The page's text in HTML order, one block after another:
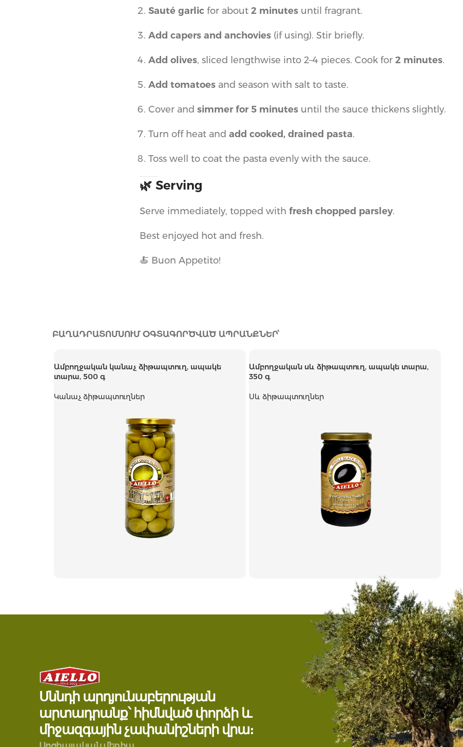
Sauté garlic for about 2 minutes until fragrant.
Add capers and anchovies (if using). Stir briefly.
Add olives, sliced lengthwise into 2–4 pieces. Cook for 2 minutes.
Add tomatoes and season with salt to taste.
Cover and simmer for 5 minutes until the sauce thickens slightly.
Turn off heat and add cooked, drained pasta.
Toss well to coat the pasta evenly with the sauce.
🌿 Serving
Serve immediately, topped with fresh chopped parsley.
Best enjoyed hot and fresh.
🍝 Buon Appetito!
ԲԱՂԱԴՐԱՏՈՄՍՈՒՄ ՕԳՏԱԳՈՐԾՎԱԾ ԱՊՐԱՆՔՆԵՐ՝
Ամբողջական կանաչ ձիթապտուղ, ապակե
տարա, 500 գ
Կանաչ ձիթապտուղներ
Ամբողջական սև ձիթապտուղ, ապակե տարա,
350 գ
Սև ձիթապտուղներ
Սննդի արդյունաբերության
արտադրանք՝ հիմնված փորձի և
միջազգային չափանիշների վրա։
Բաժիններ
Գլխավոր
Մեր Մասին
Արտադրանքներ
Նորություններ